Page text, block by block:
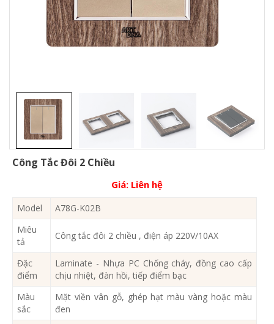
Công Tắc Đôi 2 Chiều
Giá: Liên hệ
Model
A78G-K02B
Miêu
tả
Công tắc đôi 2 chiều , điện áp 220V/10AX
Đặc
điểm
Laminate - Nhựa PC Chống cháy, đồng cao cấp
chịu nhiệt, đàn hồi, tiếp điểm bạc
Màu
sắc
Mặt viền vân gỗ, ghép hạt màu vàng hoặc màu
đen